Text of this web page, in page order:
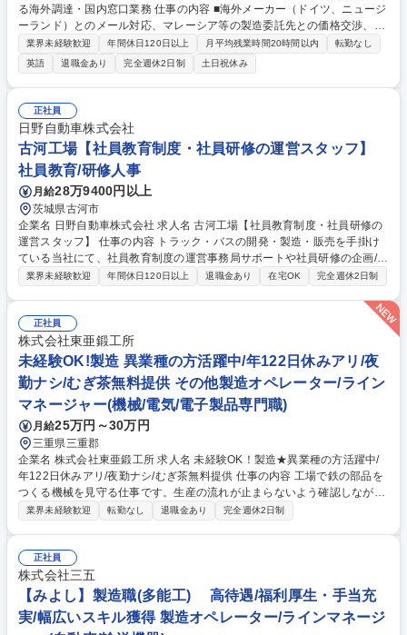
る海外調達・国内窓口業務 仕事の内容 ■海外メーカー（ドイツ、ニュージ
ーランド）とのメール対応、マレーシア等の製造委託先との価格交渉、部
品調達、輸入業務をお任せします。国内顧客の窓口も担当し、語学力と交
渉力を発揮して活躍できる環境です。 【具体的な業務について】 ■海外メ
ーカー（ドイツ、ニュージーランド）とのメール対応・在庫確認・見積依
頼・発注 ■マレーシア製造委託先との価格・納期等の交渉、特殊部品の調
達 ■輸入業務■国内顧客の窓口 全国に営業所があり、たくさんのお客様が
いらっしゃいますので、様々な業界の方と触れあうことができます。 募集
職種 【台東区/海外調達・営業】英語を活かせる海外調達・国内窓口業務
業界未経験歓迎 年間休日120日以上 月平均残業時間20時間以内
転勤なし
英語
退職金あり 完全週休2日制 土日祝休み
正社員
日野自動車株式会社
古河工場【社員教育制度・社員研修の運営スタッフ】
社員教育/研修人事
月給28万9400円以上
茨城県古河市
企業名 日野自動車株式会社 求人名 古河工場【社員教育制度・社員研修の
運営スタッフ】 仕事の内容 トラック・バスの開発・製造・販売を手掛け
ている当社にて、社員教育制度の運営事務局サポートや社員研修の企画/運
営サポートをお任せします。 各教育制度の担当者や対象者の声を分析・考
す。また、研修実施のための情報の収集や準備、運営を担当していただき
ます。 募集職種 古河工場【社員教育制度・社員研修の運営スタッフ】
業界未経験歓迎 年間休日120日以上 退職金あり 在宅OK 完全週休2日制
正社員
株式会社東亜鍛工所
未経験OK!製造 異業種の方活躍中/年122日休みアリ/夜
勤ナシ/むぎ茶無料提供 その他製造オペレーター/ライン
マネージャー(機械/電気/電子製品専門職)
月給25万円～30万円
三重県三重郡
企業名 株式会社東亜鍛工所 求人名 未経験OK！製造★異業種の方活躍中/
年122日休みアリ/夜勤ナシ/むぎ茶無料提供 仕事の内容 工場で鉄の部品を
つくる機械を見守る仕事です。生産の流れが止まらないよう確認しなが
ら、安全で安定したモノづくりを支える大切な役割です。 従事すべき業務
時は早めに対処して、生産が止まらないようにします。材料の投入から完
成まで多くはロボットが自動で行うため、作業は安全で効率的です。完成
した製品をフォークリフトで次の工程へ運び、将来的にはライン全体をま
とめるリーダーとして活躍できます。定年後も給与は下がることはありま
せん！長期活躍いただけます！ 募集職種 未経験OK！製造★異業種の方活
業界未経験歓迎 転勤なし 退職金あり 完全週休2日制
正社員
株式会社三五
【みよし】製造職(多能工) 高待遇/福利厚生・手当充
実/幅広いスキル獲得 製造オペレーター/ラインマネージ